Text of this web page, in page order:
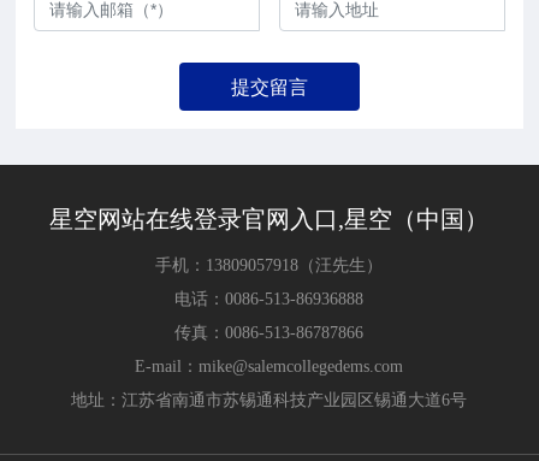
提交留言
星空网站在线登录官网入口,星空（中国）
手机： 13809057918 （汪先生）
电话：0086-513-86936888
传真：0086-513-86787866
E-mail：mike@salemcollegedems.com
地址：江苏省南通市苏锡通科技产业园区锡通大道6号